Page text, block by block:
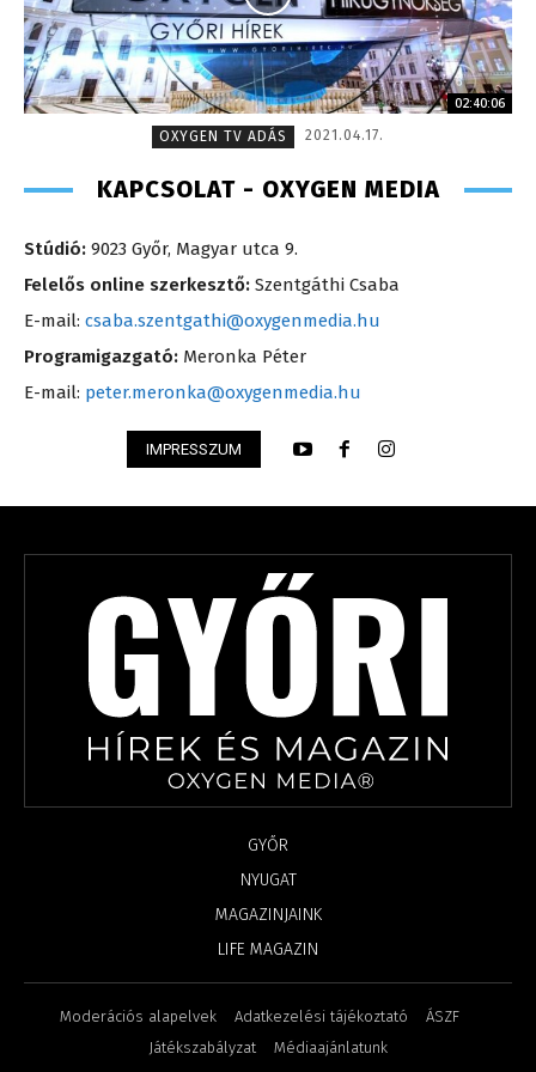
02:40:06
OXYGEN TV ADÁS
2021.04.17.
KAPCSOLAT - OXYGEN MEDIA
Stúdió: 9023 Győr, Magyar utca 9.
Felelős online szerkesztő: Szentgáthi Csaba
E-mail: csaba.szentgathi@oxygenmedia.hu
Programigazgató: Meronka Péter
E-mail: peter.meronka@oxygenmedia.hu
IMPRESSZUM
GYŐR
NYUGAT
MAGAZINJAINK
LIFE MAGAZIN
Moderációs alapelvek Adatkezelési tájékoztató
ÁSZF
Játékszabályzat
Médiaajánlatunk